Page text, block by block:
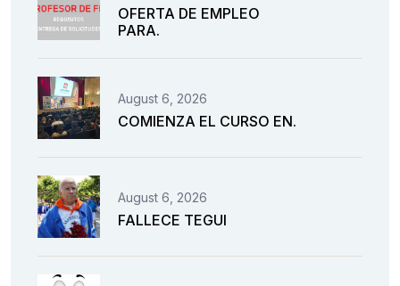
OFERTA DE EMPLEO
PARA.
August 6, 2026
COMIENZA EL CURSO EN.
August 6, 2026
FALLECE TEGUI